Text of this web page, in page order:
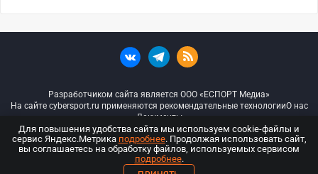
Разработчиком сайта является ООО «ЕСПОРТ Медиа»
На сайте cybersport.ru применяются рекомендательные технологииО нас
Документы
© ООО «Киберспорт.ру» — Все права защищены
18+
Для повышения удобства сайта мы используем cookie-файлы и
сервис Яндекс.Метрика подробнее. Продолжая использовать сайт,
вы соглашаетесь на обработку файлов, используемых сервисом
подробнее.